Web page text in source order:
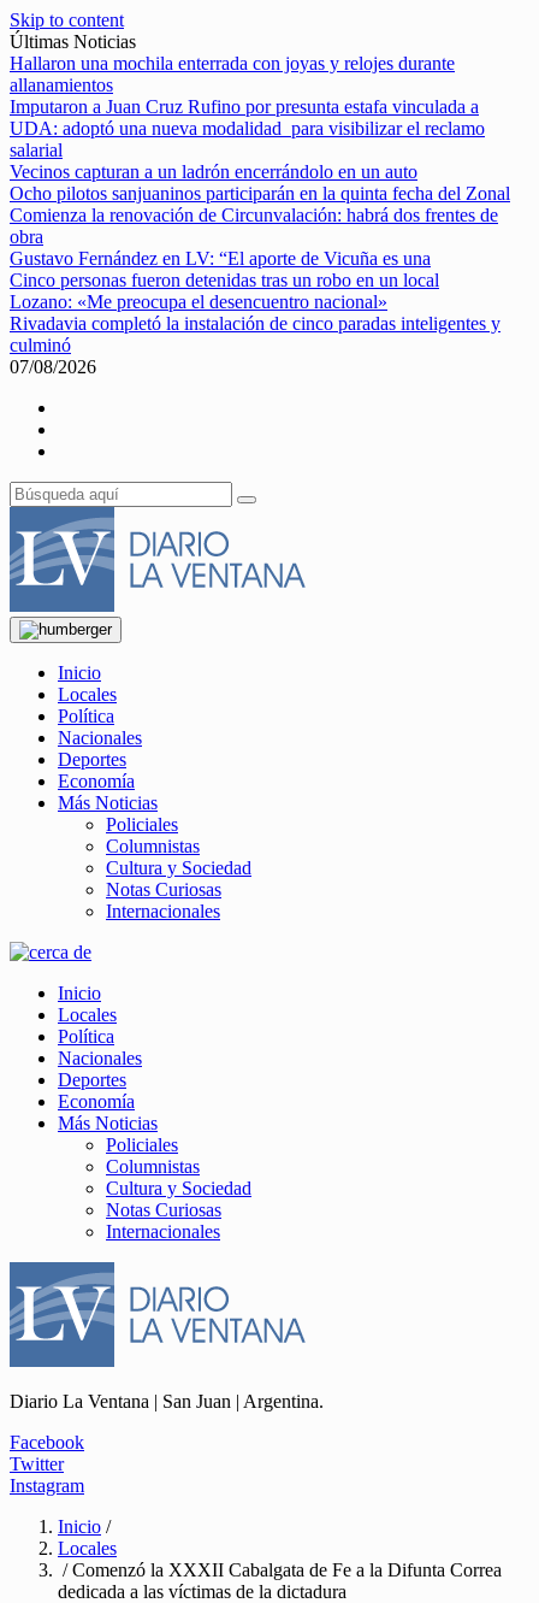
Skip to content
Últimas Noticias
Hallaron una mochila enterrada con joyas y relojes durante
allanamientos
Imputaron a Juan Cruz Rufino por presunta estafa vinculada a
UDA: adoptó una nueva modalidad para visibilizar el reclamo
salarial
Vecinos capturan a un ladrón encerrándolo en un auto
Ocho pilotos sanjuaninos participarán en la quinta fecha del Zonal
Comienza la renovación de Circunvalación: habrá dos frentes de
obra
Gustavo Fernández en LV: “El aporte de Vicuña es una
Cinco personas fueron detenidas tras un robo en un local
Lozano: «Me preocupa el desencuentro nacional»
Rivadavia completó la instalación de cinco paradas inteligentes y
culminó
07/08/2026
Inicio
Locales
Política
Nacionales
Deportes
Economía
Más Noticias
Policiales
Columnistas
Cultura y Sociedad
Notas Curiosas
Internacionales
Inicio
Locales
Política
Nacionales
Deportes
Economía
Más Noticias
Policiales
Columnistas
Cultura y Sociedad
Notas Curiosas
Internacionales
Diario La Ventana | San Juan | Argentina.
Facebook
Twitter
Instagram
Inicio /
Locales
/ Comenzó la XXXII Cabalgata de Fe a la Difunta Correa
dedicada a las víctimas de la dictadura